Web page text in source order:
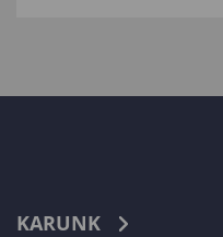
KARUNK